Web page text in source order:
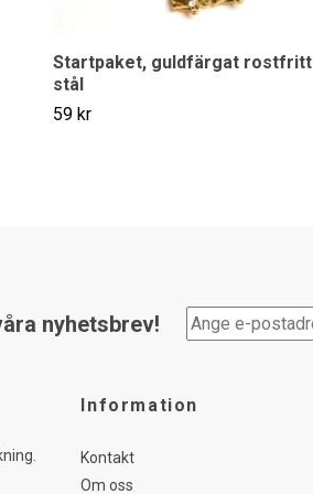
Startpaket, guldfärgat rostfritt
stål
59 kr
nyhetsbrev!
Information
Kontakt
Om oss